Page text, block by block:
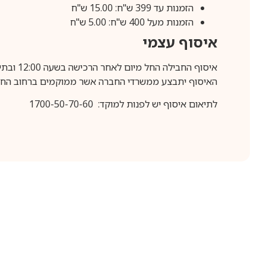
הזמנות עד 399 ש"ח: 15.00 ש"ח
הזמנות מעל 400 ש"ח: 5.00 ש"ח
איסוף עצמי
איסוף החבילה החל מיום לאחר הרכישה בשעה 12:00 ובתיאום מראש בלבד.
האיסוף יתבצע ממשרדי החברה אשר ממוקמים ברחוב החרושת 25,
לתיאום איסוף יש לפנות למוקד: 1700-50-70-60